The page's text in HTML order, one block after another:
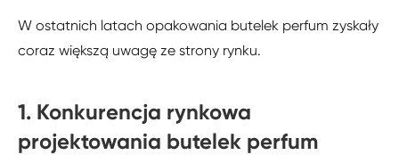
W ostatnich latach opakowania butelek perfum zyskały
coraz większą uwagę ze strony rynku.
1. Konkurencja rynkowa
projektowania butelek perfum